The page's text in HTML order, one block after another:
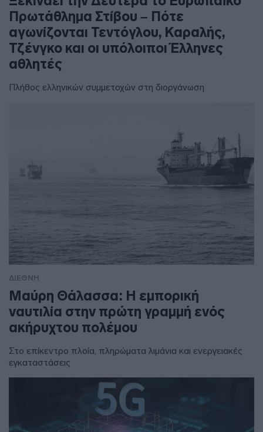
Πρωτάθλημα Στίβου – Πότε
αγωνίζονται Τεντόγλου, Καραλής,
Τζένγκο και οι υπόλοιποι Έλληνες
αθλητές
Πλήθος ελληνικών συμμετοχών στη διοργάνωση
ΔΙΕΘΝΗ
Μαύρη Θάλασσα: Η εμπορική
ναυτιλία στην πρώτη γραμμή ενός
ακήρυχτου πολέμου
Στο επίκεντρο πλοία, πληρώματα λιμάνια και ενεργειακές
εγκαταστάσεις